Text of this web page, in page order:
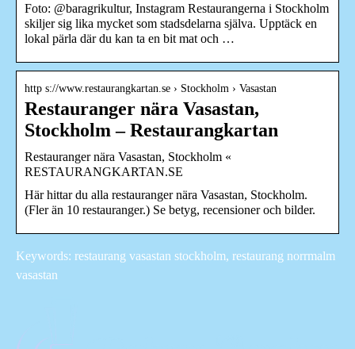
Foto: @baragrikultur, Instagram Restaurangerna i Stockholm
skiljer sig lika mycket som stadsdelarna själva. Upptäck en
lokal pärla där du kan ta en bit mat och …
http s://www.restaurangkartan.se › Stockholm › Vasastan
Restauranger nära Vasastan,
Stockholm – Restaurangkartan
Restauranger nära Vasastan, Stockholm «
RESTAURANGKARTAN.SE
Här hittar du alla restauranger nära Vasastan, Stockholm.
(Fler än 10 restauranger.) Se betyg, recensioner och bilder.
Keywords: restaurang vasastan stockholm, restaurang norrmalm
vasastan